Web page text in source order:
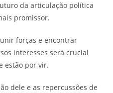
da articulação política
promissor.
forças e encontrar
interesses será crucial
estão por vir.
dele e as repercussões de